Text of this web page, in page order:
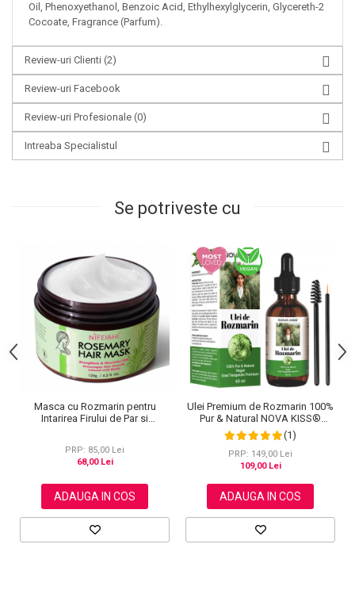
Oil, Phenoxyethanol, Benzoic Acid, Ethylhexylglycerin, Glycereth-2
Cocoate, Fragrance (Parfum).
Review-uri Clienti (2)
Review-uri Facebook
Review-uri Profesionale (0)
Intreaba Specialistul
Se potriveste cu
Masca cu Rozmarin pentru
Intarirea Firului de Par si
PRP: 85,00 Lei
68,00 Lei
ADAUGA IN COS
Ulei Premium de Rozmarin 100%
Pur & Natural NOVA KISS®
pentru Cresterea Parului,
Ingrijirea scalpului, Pielii, Genelor
si Sprancenelor, 60 ml
(1)
PRP: 149,00 Lei
109,00 Lei
ADAUGA IN COS